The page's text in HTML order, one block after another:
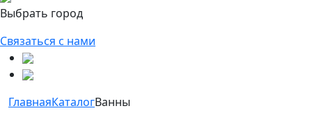
Выбрать город
Связаться с нами
ГлавнаяКаталогВанны